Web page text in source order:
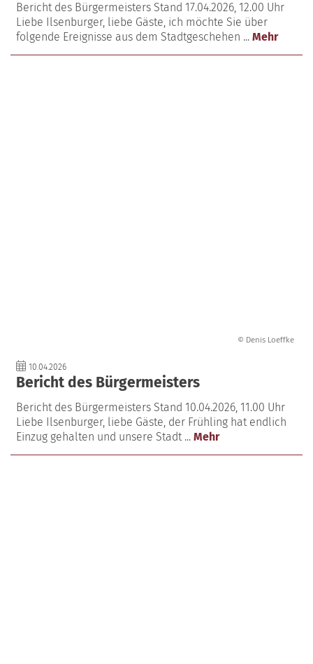
Bericht des Bürgermeisters Stand 17.04.2026, 12.00 Uhr
Liebe Ilsenburger, liebe Gäste, ich möchte Sie über
folgende Ereignisse aus dem Stadtgeschehen ... Mehr
© Denis Loeffke
10.04.2026
Bericht des Bürgermeisters
Bericht des Bürgermeisters Stand 10.04.2026, 11.00 Uhr
Liebe Ilsenburger, liebe Gäste, der Frühling hat endlich
Einzug gehalten und unsere Stadt ... Mehr